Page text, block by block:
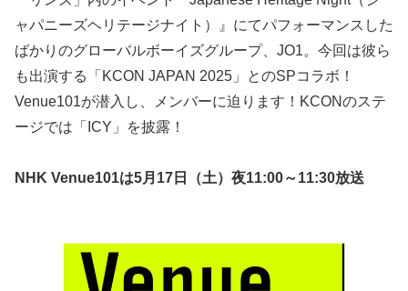
ャパニーズヘリテージナイト）』にてパフォーマンスした
ばかりのグローバルボーイズグループ、JO1。今回は彼ら
も出演する「KCON JAPAN 2025」とのSPコラボ！
Venue101が潜入し、メンバーに迫ります！KCONのステ
ージでは「ICY」を披露！
NHK Venue101は5月17日（土）夜11:00～11:30放送